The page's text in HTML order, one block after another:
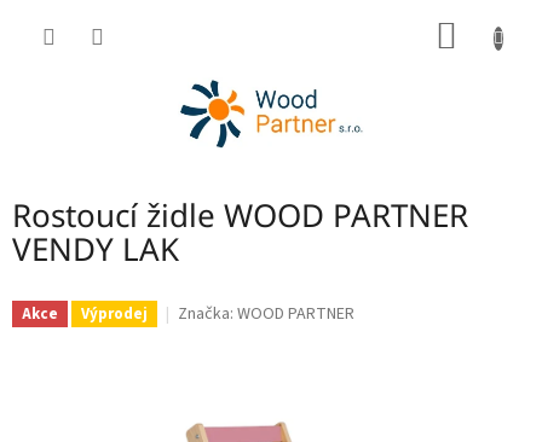
Rostoucí židle WOOD PARTNER
VENDY LAK
Akce Výprodej Značka: WOOD PARTNER